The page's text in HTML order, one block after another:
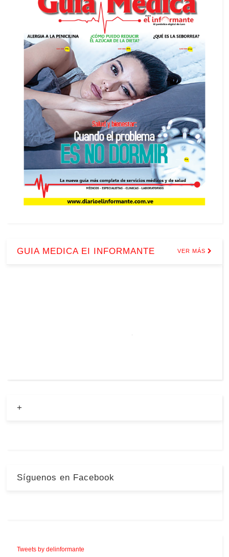
GUIA MEDICA EI INFORMANTE VER MÁS
+
Síguenos en Facebook
Tweets by delinformante